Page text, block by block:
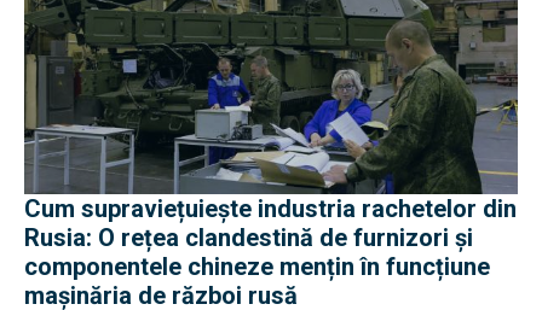
Cum supraviețuiește industria rachetelor din
Rusia: O rețea clandestină de furnizori și
componentele chineze mențin în funcțiune
mașinăria de război rusă